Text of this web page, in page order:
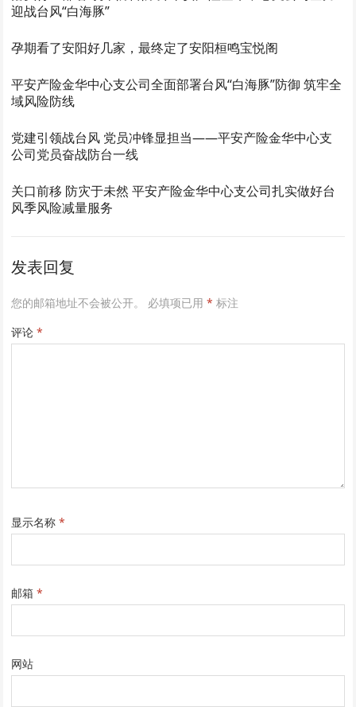
迎战台风“白海豚”
孕期看了安阳好几家，最终定了安阳桓鸣宝悦阁
平安产险金华中心支公司全面部署台风“白海豚”防御 筑牢全
域风险防线
党建引领战台风 党员冲锋显担当——平安产险金华中心支
公司党员奋战防台一线
关口前移 防灾于未然 平安产险金华中心支公司扎实做好台
风季风险减量服务
发表回复
您的邮箱地址不会被公开。 必填项已用* 标注
评论*
显示名称*
邮箱*
网站